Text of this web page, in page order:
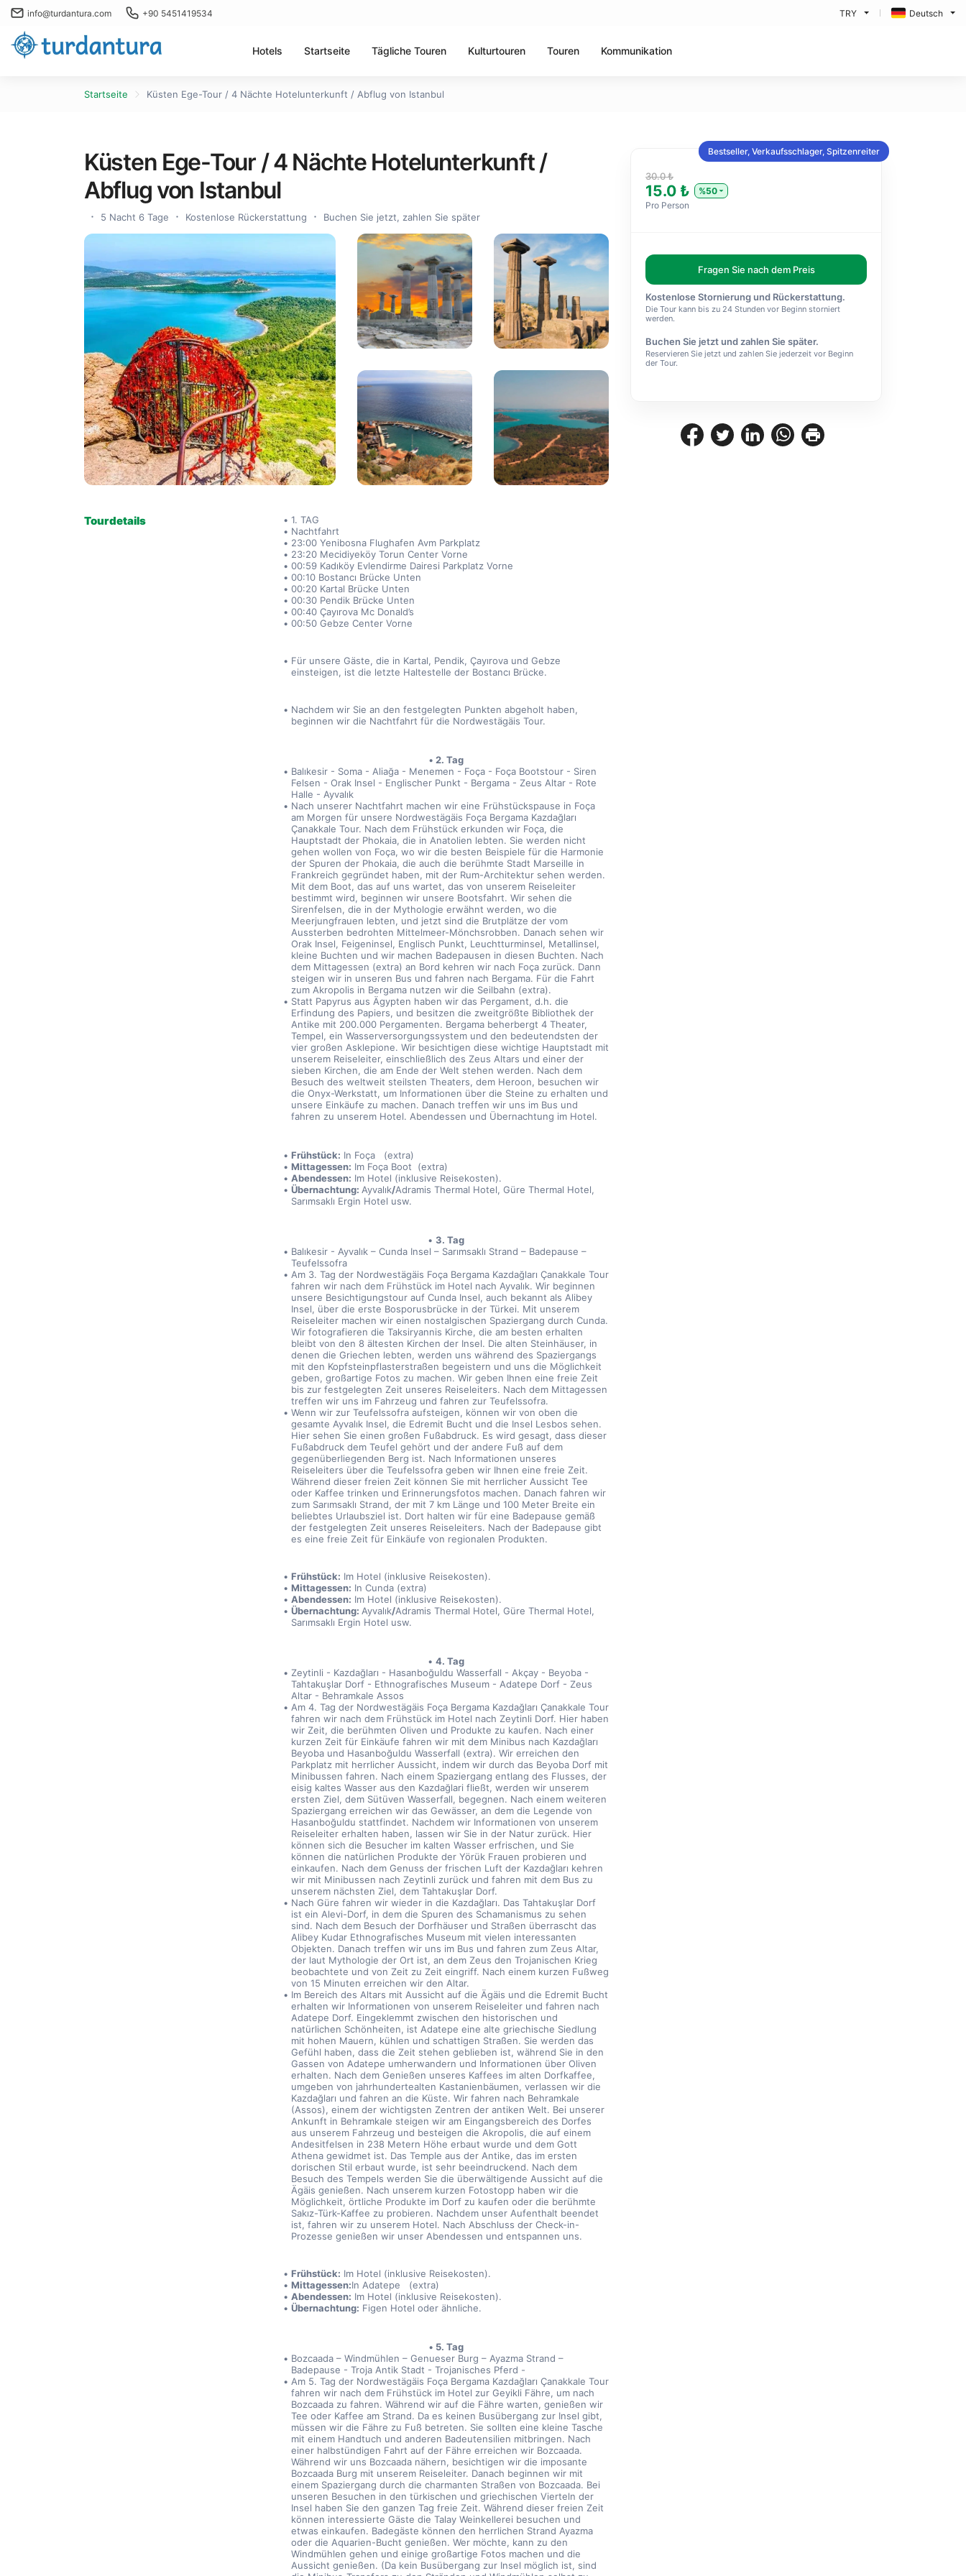
info@turdantura.com +90 5451419534 TRY Deutsch
Hotels Startseite Tägliche Touren Kulturtouren Touren Kommunikation
Startseite Küsten Ege-Tour / 4 Nächte Hotelunterkunft / Abflug von Istanbul
Küsten Ege-Tour / 4 Nächte Hotelunterkunft /
Abflug von Istanbul
5 Nacht 6 Tage Kostenlose Rückerstattung Buchen Sie jetzt, zahlen Sie später
Tourdetails
1. TAG
Nachtfahrt
23:00 Yenibosna Flughafen Avm Parkplatz
23:20 Mecidiyeköy Torun Center Vorne
00:59 Kadıköy Evlendirme Dairesi Parkplatz Vorne
00:10 Bostancı Brücke Unten
00:20 Kartal Brücke Unten
00:30 Pendik Brücke Unten
00:40 Çayırova Mc Donald’s
00:50 Gebze Center Vorne
Für unsere Gäste, die in Kartal, Pendik, Çayırova und Gebze
einsteigen, ist die letzte Haltestelle der Bostancı Brücke.
Nachdem wir Sie an den festgelegten Punkten abgeholt haben,
beginnen wir die Nachtfahrt für die Nordwestägäis Tour.
2. Tag
Balıkesir - Soma - Aliağa - Menemen - Foça - Foça Bootstour - Siren
Felsen - Orak Insel - Englischer Punkt - Bergama - Zeus Altar - Rote
Halle - Ayvalık
Nach unserer Nachtfahrt machen wir eine Frühstückspause in Foça
am Morgen für unsere Nordwestägäis Foça Bergama Kazdağları
Çanakkale Tour. Nach dem Frühstück erkunden wir Foça, die
Hauptstadt der Phokaia, die in Anatolien lebten. Sie werden nicht
gehen wollen von Foça, wo wir die besten Beispiele für die Harmonie
der Spuren der Phokaia, die auch die berühmte Stadt Marseille in
Frankreich gegründet haben, mit der Rum-Architektur sehen werden.
Mit dem Boot, das auf uns wartet, das von unserem Reiseleiter
bestimmt wird, beginnen wir unsere Bootsfahrt. Wir sehen die
Sirenfelsen, die in der Mythologie erwähnt werden, wo die
Meerjungfrauen lebten, und jetzt sind die Brutplätze der vom
Aussterben bedrohten Mittelmeer-Mönchsrobben. Danach sehen wir
Orak Insel, Feigeninsel, Englisch Punkt, Leuchtturminsel, Metallinsel,
kleine Buchten und wir machen Badepausen in diesen Buchten. Nach
dem Mittagessen (extra) an Bord kehren wir nach Foça zurück. Dann
steigen wir in unseren Bus und fahren nach Bergama. Für die Fahrt
zum Akropolis in Bergama nutzen wir die Seilbahn (extra).
Statt Papyrus aus Ägypten haben wir das Pergament, d.h. die
Erfindung des Papiers, und besitzen die zweitgrößte Bibliothek der
Antike mit 200.000 Pergamenten. Bergama beherbergt 4 Theater,
Tempel, ein Wasserversorgungssystem und den bedeutendsten der
vier großen Asklepione. Wir besichtigen diese wichtige Hauptstadt mit
unserem Reiseleiter, einschließlich des Zeus Altars und einer der
sieben Kirchen, die am Ende der Welt stehen werden. Nach dem
Besuch des weltweit steilsten Theaters, dem Heroon, besuchen wir
die Onyx-Werkstatt, um Informationen über die Steine zu erhalten und
unsere Einkäufe zu machen. Danach treffen wir uns im Bus und
fahren zu unserem Hotel. Abendessen und Übernachtung im Hotel.
Frühstück: In Foça   (extra)
Mittagessen: Im Foça Boot  (extra)
Abendessen: Im Hotel (inklusive Reisekosten).
Übernachtung: Ayvalık/Adramis Thermal Hotel, Güre Thermal Hotel,
Sarımsaklı Ergin Hotel usw.
3. Tag
Balıkesir - Ayvalık – Cunda Insel – Sarımsaklı Strand – Badepause –
Teufelssofra
Am 3. Tag der Nordwestägäis Foça Bergama Kazdağları Çanakkale Tour
fahren wir nach dem Frühstück im Hotel nach Ayvalık. Wir beginnen
unsere Besichtigungstour auf Cunda Insel, auch bekannt als Alibey
Insel, über die erste Bosporusbrücke in der Türkei. Mit unserem
Reiseleiter machen wir einen nostalgischen Spaziergang durch Cunda.
Wir fotografieren die Taksiryannis Kirche, die am besten erhalten
bleibt von den 8 ältesten Kirchen der Insel. Die alten Steinhäuser, in
denen die Griechen lebten, werden uns während des Spaziergangs
mit den Kopfsteinpflasterstraßen begeistern und uns die Möglichkeit
geben, großartige Fotos zu machen. Wir geben Ihnen eine freie Zeit
bis zur festgelegten Zeit unseres Reiseleiters. Nach dem Mittagessen
treffen wir uns im Fahrzeug und fahren zur Teufelssofra.
Wenn wir zur Teufelssofra aufsteigen, können wir von oben die
gesamte Ayvalık Insel, die Edremit Bucht und die Insel Lesbos sehen.
Hier sehen Sie einen großen Fußabdruck. Es wird gesagt, dass dieser
Fußabdruck dem Teufel gehört und der andere Fuß auf dem
gegenüberliegenden Berg ist. Nach Informationen unseres
Reiseleiters über die Teufelssofra geben wir Ihnen eine freie Zeit.
Während dieser freien Zeit können Sie mit herrlicher Aussicht Tee
oder Kaffee trinken und Erinnerungsfotos machen. Danach fahren wir
zum Sarımsaklı Strand, der mit 7 km Länge und 100 Meter Breite ein
beliebtes Urlaubsziel ist. Dort halten wir für eine Badepause gemäß
der festgelegten Zeit unseres Reiseleiters. Nach der Badepause gibt
es eine freie Zeit für Einkäufe von regionalen Produkten.
Frühstück: Im Hotel (inklusive Reisekosten).
Mittagessen: In Cunda (extra)
Abendessen: Im Hotel (inklusive Reisekosten).
Übernachtung: Ayvalık/Adramis Thermal Hotel, Güre Thermal Hotel,
Sarımsaklı Ergin Hotel usw.
4. Tag
Zeytinli - Kazdağları - Hasanboğuldu Wasserfall - Akçay - Beyoba -
Tahtakuşlar Dorf - Ethnografisches Museum - Adatepe Dorf - Zeus
Altar - Behramkale Assos
Am 4. Tag der Nordwestägäis Foça Bergama Kazdağları Çanakkale Tour
fahren wir nach dem Frühstück im Hotel nach Zeytinli Dorf. Hier haben
wir Zeit, die berühmten Oliven und Produkte zu kaufen. Nach einer
kurzen Zeit für Einkäufe fahren wir mit dem Minibus nach Kazdağları
Beyoba und Hasanboğuldu Wasserfall (extra). Wir erreichen den
Parkplatz mit herrlicher Aussicht, indem wir durch das Beyoba Dorf mit
Minibussen fahren. Nach einem Spaziergang entlang des Flusses, der
eisig kaltes Wasser aus den Kazdağlari fließt, werden wir unserem
ersten Ziel, dem Sütüven Wasserfall, begegnen. Nach einem weiteren
Spaziergang erreichen wir das Gewässer, an dem die Legende von
Hasanboğuldu stattfindet. Nachdem wir Informationen von unserem
Reiseleiter erhalten haben, lassen wir Sie in der Natur zurück. Hier
können sich die Besucher im kalten Wasser erfrischen, und Sie
können die natürlichen Produkte der Yörük Frauen probieren und
einkaufen. Nach dem Genuss der frischen Luft der Kazdağları kehren
wir mit Minibussen nach Zeytinli zurück und fahren mit dem Bus zu
unserem nächsten Ziel, dem Tahtakuşlar Dorf.
Nach Güre fahren wir wieder in die Kazdağları. Das Tahtakuşlar Dorf
ist ein Alevi-Dorf, in dem die Spuren des Schamanismus zu sehen
sind. Nach dem Besuch der Dorfhäuser und Straßen überrascht das
Alibey Kudar Ethnografisches Museum mit vielen interessanten
Objekten. Danach treffen wir uns im Bus und fahren zum Zeus Altar,
der laut Mythologie der Ort ist, an dem Zeus den Trojanischen Krieg
beobachtete und von Zeit zu Zeit eingriff. Nach einem kurzen Fußweg
von 15 Minuten erreichen wir den Altar.
Im Bereich des Altars mit Aussicht auf die Ägäis und die Edremit Bucht
erhalten wir Informationen von unserem Reiseleiter und fahren nach
Adatepe Dorf. Eingeklemmt zwischen den historischen und
natürlichen Schönheiten, ist Adatepe eine alte griechische Siedlung
mit hohen Mauern, kühlen und schattigen Straßen. Sie werden das
Gefühl haben, dass die Zeit stehen geblieben ist, während Sie in den
Gassen von Adatepe umherwandern und Informationen über Oliven
erhalten. Nach dem Genießen unseres Kaffees im alten Dorfkaffee,
umgeben von jahrhundertealten Kastanienbäumen, verlassen wir die
Kazdağları und fahren an die Küste. Wir fahren nach Behramkale
(Assos), einem der wichtigsten Zentren der antiken Welt. Bei unserer
Ankunft in Behramkale steigen wir am Eingangsbereich des Dorfes
aus unserem Fahrzeug und besteigen die Akropolis, die auf einem
Andesitfelsen in 238 Metern Höhe erbaut wurde und dem Gott
Athena gewidmet ist. Das Temple aus der Antike, das im ersten
dorischen Stil erbaut wurde, ist sehr beeindruckend. Nach dem
Besuch des Tempels werden Sie die überwältigende Aussicht auf die
Ägäis genießen. Nach unserem kurzen Fotostopp haben wir die
Möglichkeit, örtliche Produkte im Dorf zu kaufen oder die berühmte
Sakız-Türk-Kaffee zu probieren. Nachdem unser Aufenthalt beendet
ist, fahren wir zu unserem Hotel. Nach Abschluss der Check-in-
Prozesse genießen wir unser Abendessen und entspannen uns.
Frühstück: Im Hotel (inklusive Reisekosten).
Mittagessen:In Adatepe   (extra)
Abendessen: Im Hotel (inklusive Reisekosten).
Übernachtung: Figen Hotel oder ähnliche.
5. Tag
Bozcaada – Windmühlen – Genueser Burg – Ayazma Strand –
Badepause - Troja Antik Stadt - Trojanisches Pferd -
Am 5. Tag der Nordwestägäis Foça Bergama Kazdağları Çanakkale Tour
fahren wir nach dem Frühstück im Hotel zur Geyikli Fähre, um nach
Bozcaada zu fahren. Während wir auf die Fähre warten, genießen wir
Tee oder Kaffee am Strand. Da es keinen Busübergang zur Insel gibt,
müssen wir die Fähre zu Fuß betreten. Sie sollten eine kleine Tasche
mit einem Handtuch und anderen Badeutensilien mitbringen. Nach
einer halbstündigen Fahrt auf der Fähre erreichen wir Bozcaada.
Während wir uns Bozcaada nähern, besichtigen wir die imposante
Bozcaada Burg mit unserem Reiseleiter. Danach beginnen wir mit
einem Spaziergang durch die charmanten Straßen von Bozcaada. Bei
unseren Besuchen in den türkischen und griechischen Vierteln der
Insel haben Sie den ganzen Tag freie Zeit. Während dieser freien Zeit
können interessierte Gäste die Talay Weinkellerei besuchen und
etwas einkaufen. Badegäste können den herrlichen Strand Ayazma
oder die Aquarien-Bucht genießen. Wer möchte, kann zu den
Windmühlen gehen und einige großartige Fotos machen und die
Aussicht genießen. (Da kein Busübergang zur Insel möglich ist, sind
Bestseller, Verkaufsschlager, Spitzenreiter
30.0 ₺
15.0 ₺
%50
Pro Person
Fragen Sie nach dem Preis
Kostenlose Stornierung und Rückerstattung.
Die Tour kann bis zu 24 Stunden vor Beginn storniert
werden.
Buchen Sie jetzt und zahlen Sie später.
Reservieren Sie jetzt und zahlen Sie jederzeit vor Beginn
der Tour.